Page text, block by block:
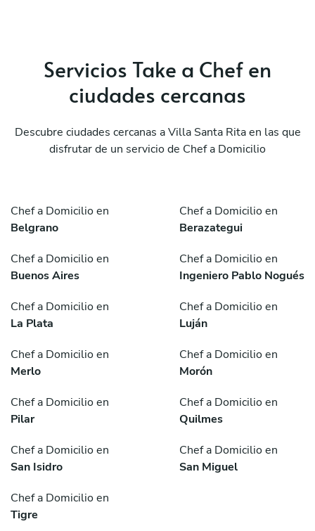
Servicios Take a Chef en
ciudades cercanas
Descubre ciudades cercanas a Villa Santa Rita en las que
disfrutar de un servicio de Chef a Domicilio
Chef a Domicilio en
Belgrano
Chef a Domicilio en
Berazategui
Chef a Domicilio en
Buenos Aires
Chef a Domicilio en
Ingeniero Pablo Nogués
Chef a Domicilio en
La Plata
Chef a Domicilio en
Luján
Chef a Domicilio en
Merlo
Chef a Domicilio en
Morón
Chef a Domicilio en
Pilar
Chef a Domicilio en
Quilmes
Chef a Domicilio en
San Isidro
Chef a Domicilio en
San Miguel
Chef a Domicilio en
Tigre